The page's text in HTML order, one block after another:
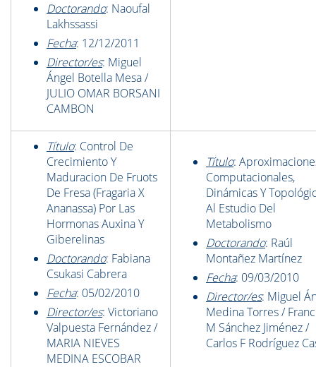
Doctorando: Naoufal
Lakhssassi
Fecha: 12/12/2011
Director/es: Miguel
Ángel Botella Mesa /
JULIO OMAR BORSANI
CAMBON
Título: Control De
Crecimiento Y
Maduracion De Fruots
De Fresa (Fragaria X
Ananassa) Por Las
Hormonas Auxina Y
Giberelinas
Doctorando: Fabiana
Csukasi Cabrera
Fecha: 05/02/2010
Director/es: Victoriano
Valpuesta Fernández /
MARIA NIEVES
MEDINA ESCOBAR
Título:
Computacionales,
Dinámicas Y
Al Estudio Del
Metabolismo
Doctorando: Raúl
Montañez Martínez
Fecha: 09/03/2010
Director/es: Miguel
Medina Torres /
M Sánchez Jiménez /
Carlos F Rodríguez